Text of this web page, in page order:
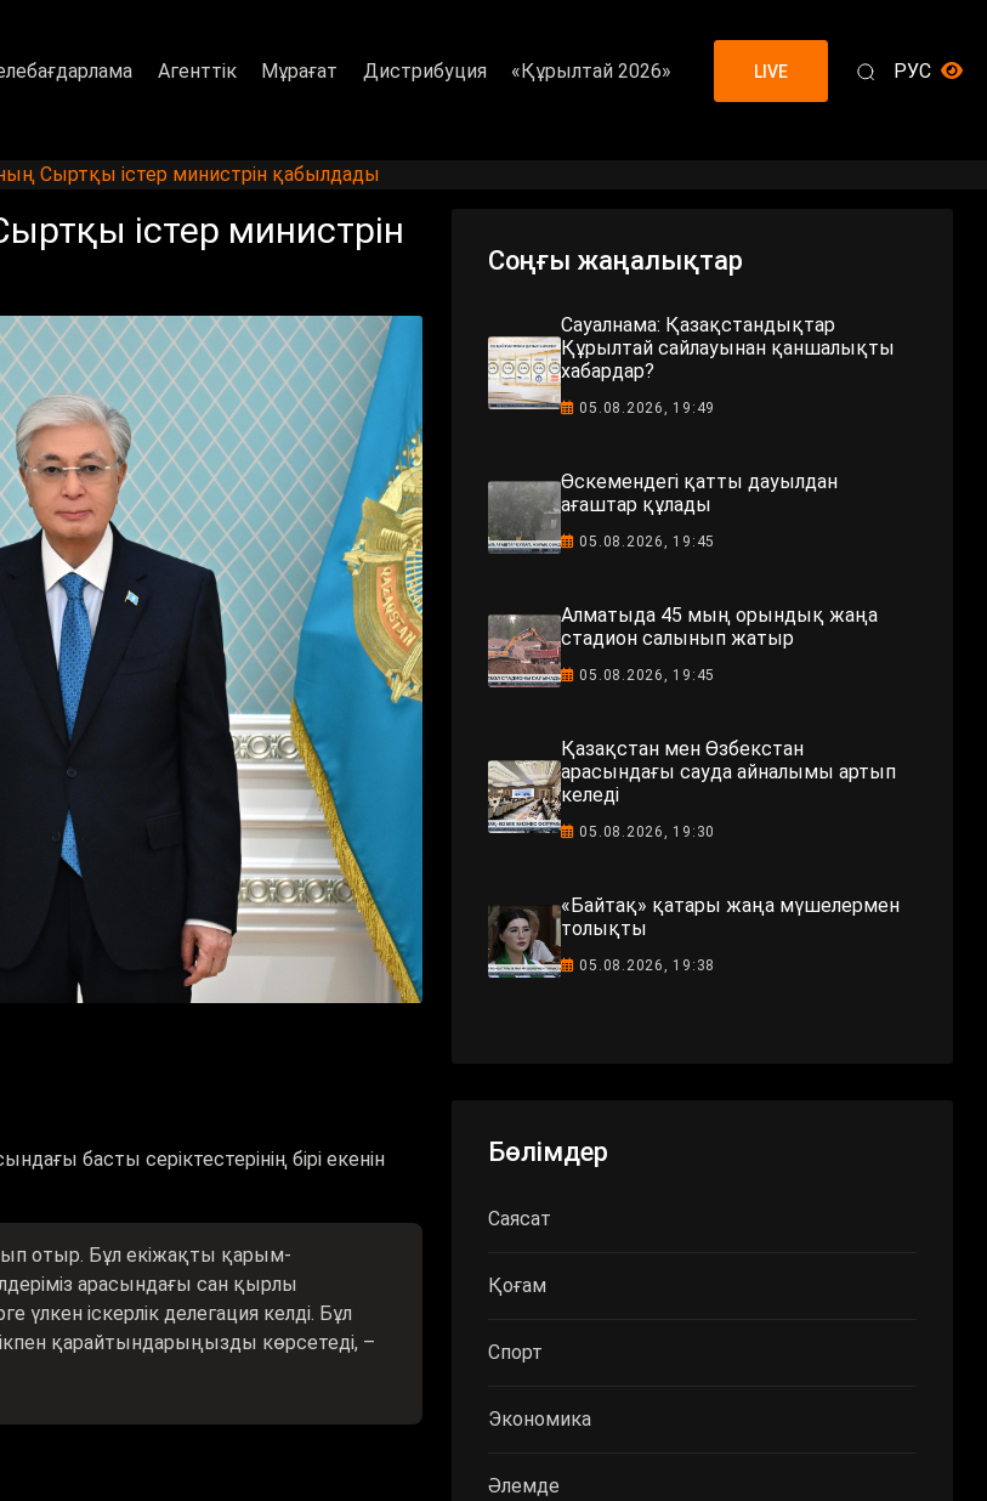
Агенттік Мұрағат Дистрибуция «Құрылтай 2026» LIVE РУС
Сыртқы істер министрін қабылдады
істер министрін
басты серіктестерінің бірі екенін
отыр. Бұл екіжақты қарым-
арасындағы сан қырлы
іскерлік делегация келді. Бұл
қарайтындарыңызды көрсетеді, –
Соңғы жаңалықтар
Сауалнама: Қазақстандықтар
Құрылтай сайлауынан қаншалықты
хабардар?
05.08.2026, 19:49
Өскемендегі қатты дауылдан
ағаштар құлады
05.08.2026, 19:45
Алматыда 45 мың орындық жаңа
стадион салынып жатыр
05.08.2026, 19:45
Қазақстан мен Өзбекстан
арасындағы сауда айналымы артып
келеді
05.08.2026, 19:30
«Байтақ» қатары жаңа мүшелермен
толықты
05.08.2026, 19:38
Бөлімдер
Саясат
Қоғам
Спорт
Экономика
Әлемде